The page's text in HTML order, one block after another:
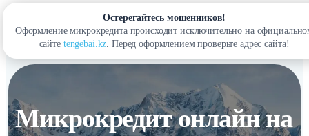
Остерегайтесь мошенников!
Оформление микрокредита происходит исключительно на
сайте tengebai.kz. Перед оформлением проверьте адрес сайта!
Войти
Микрокредит онлайн на